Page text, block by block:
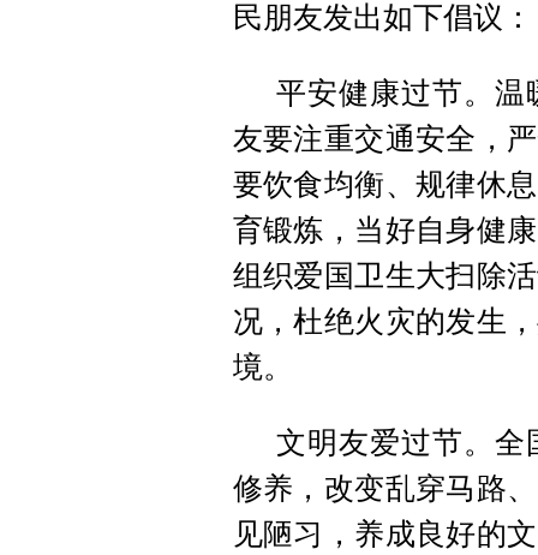
民朋友发出如下倡议：
平安健康过节。温
友要注重交通安全，
要饮食均衡、规律休
育锻炼，当好自身健
组织爱国卫生大扫除
况，杜绝火灾的发生
境。
文明友爱过节。全
修养，改变乱穿马路
见陋习，养成良好的